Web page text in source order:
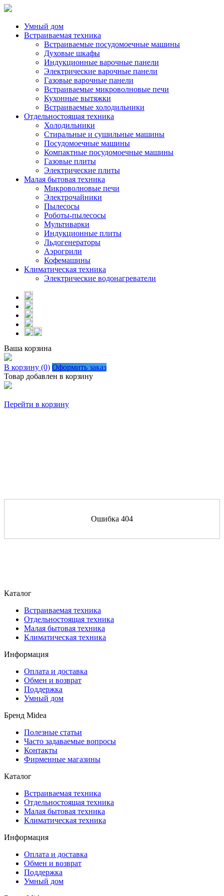
Умный дом
Встраиваемая техника
Встраиваемые посудомоечные машины
Духовые шкафы
Индукционные варочные панели
Электрические варочные панели
Газовые варочные панели
Встраиваемые микроволновые печи
Кухонные вытяжки
Встраиваемые холодильники
Отдельностоящая техника
Холодильники
Стиральные и сушильные машины
Посудомоечные машины
Компактные посудомоечные машины
Газовые плиты
Электрические плиты
Малая бытовая техника
Микроволновые печи
Электрочайники
Пылесосы
Роботы-пылесосы
Мультиварки
Индукционные плиты
Льдогенераторы
Аэрогрили
Кофемашины
Климатическая техника
Электрические водонагреватели
Ваша корзина
В корзину (0) Оформить заказ
Товар добавлен в корзину
Перейти в корзину
Ошибка 404
Каталог
Встраиваемая техника
Отдельностоящая техника
Малая бытовая техника
Климатическая техника
Информация
Оплата и доставка
Обмен и возврат
Поддержка
Умный дом
Бренд Midea
Полезные статьи
Часто задаваемые вопросы
Контакты
Фирменные магазины
Каталог
Встраиваемая техника
Отдельностоящая техника
Малая бытовая техника
Климатическая техника
Информация
Оплата и доставка
Обмен и возврат
Поддержка
Умный дом